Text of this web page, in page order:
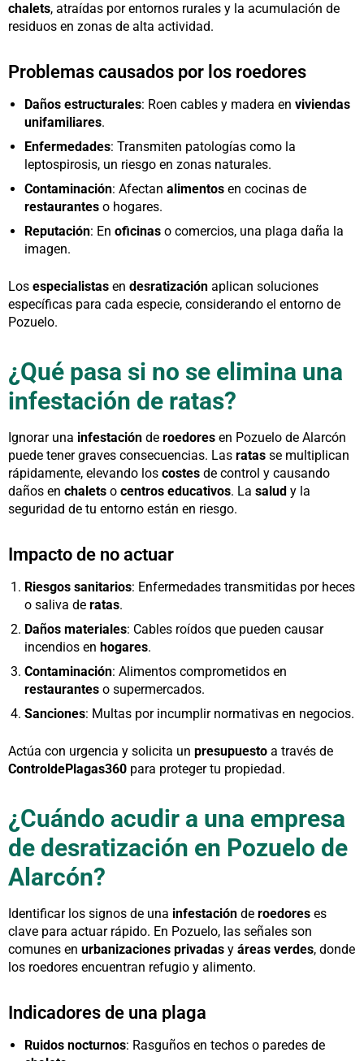
chalets, atraídas por entornos rurales y la acumulación de
residuos en zonas de alta actividad.
Problemas causados por los roedores
Daños estructurales: Roen cables y madera en viviendas
unifamiliares.
Enfermedades: Transmiten patologías como la
leptospirosis, un riesgo en zonas naturales.
Contaminación: Afectan alimentos en cocinas de
restaurantes o hogares.
Reputación: En oficinas o comercios, una plaga daña la
imagen.
Los especialistas en desratización aplican soluciones
específicas para cada especie, considerando el entorno de
Pozuelo.
¿Qué pasa si no se elimina una
infestación de ratas?
Ignorar una infestación de roedores en Pozuelo de Alarcón
puede tener graves consecuencias. Las ratas se multiplican
rápidamente, elevando los costes de control y causando
daños en chalets o centros educativos. La salud y la
seguridad de tu entorno están en riesgo.
Impacto de no actuar
Riesgos sanitarios: Enfermedades transmitidas por heces
o saliva de ratas.
Daños materiales: Cables roídos que pueden causar
incendios en hogares.
Contaminación: Alimentos comprometidos en
restaurantes o supermercados.
Sanciones: Multas por incumplir normativas en negocios.
Actúa con urgencia y solicita un presupuesto a través de
ControldePlagas360 para proteger tu propiedad.
¿Cuándo acudir a una empresa
de desratización en Pozuelo de
Alarcón?
Identificar los signos de una infestación de roedores es
clave para actuar rápido. En Pozuelo, las señales son
comunes en urbanizaciones privadas y áreas verdes, donde
los roedores encuentran refugio y alimento.
Indicadores de una plaga
Ruidos nocturnos: Rasguños en techos o paredes de